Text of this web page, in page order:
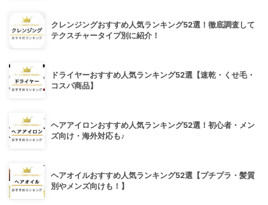
クレンジングおすすめ人気ランキング52選！徹底調査して
テクスチャータイプ別に紹介！
ドライヤーおすすめ人気ランキング52選【速乾・くせ毛・
コスパ商品】
ヘアアイロンおすすめ人気ランキング52選！初心者・メン
ズ向け・海外対応も♪
ヘアオイルおすすめ人気ランキング52選【プチプラ・髪質
別やメンズ向けも！】